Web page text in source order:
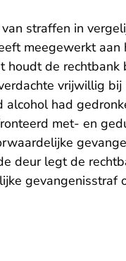
straffen in
meegewerkt aan
houdt de rechtbank
vrijwillig bij
had
met- en
deur legt de
gevangenisstraf